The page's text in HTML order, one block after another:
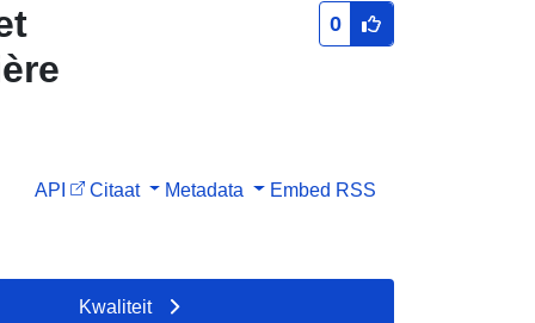
05/1988
0
API Citaat Metadata Embed RSS
Kwaliteit